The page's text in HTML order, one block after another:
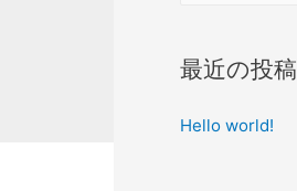
最近の投稿
Hello world!